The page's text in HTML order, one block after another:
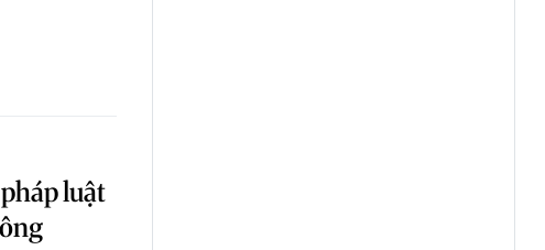
luật